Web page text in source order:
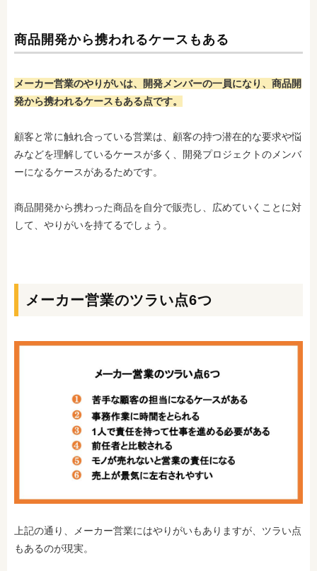
商品開発から携われるケースもある
メーカー営業のやりがいは、開発メンバーの一員になり、商品開
発から携われるケースもある点です。
顧客と常に触れ合っている営業は、顧客の持つ潜在的な要求や悩
みなどを理解しているケースが多く、開発プロジェクトのメンバ
ーになるケースがあるためです。
商品開発から携わった商品を自分で販売し、広めていくことに対
して、やりがいを持てるでしょう。
メーカー営業のツラい点6つ
上記の通り、メーカー営業にはやりがいもありますが、ツラい点
もあるのが現実。